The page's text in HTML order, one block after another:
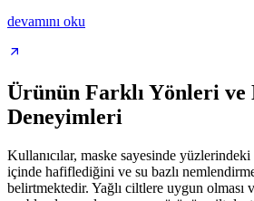
devamını oku
Ürünün Farklı Yönleri ve
Deneyimleri
Kullanıcılar, maske sayesinde
içinde hafiflediğini ve su bazlı nemlendirme
belirtmektedir. Yağlı ciltlere uygun olması